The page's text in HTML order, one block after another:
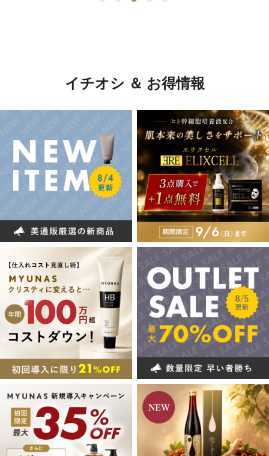
イチオシ ＆ お得情報